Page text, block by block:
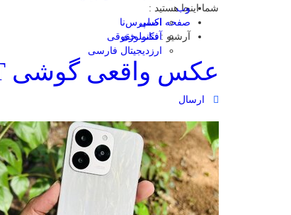
وب
اکسپرس‌نا
آفتاب حقوقی
ارزدیجیتال فارسی
شما اینجا هستید :
صفحه اصلی
آرشیو :تکنولوژی
عکس واقعی گوشی ۱۵T لو رفت
ارسال